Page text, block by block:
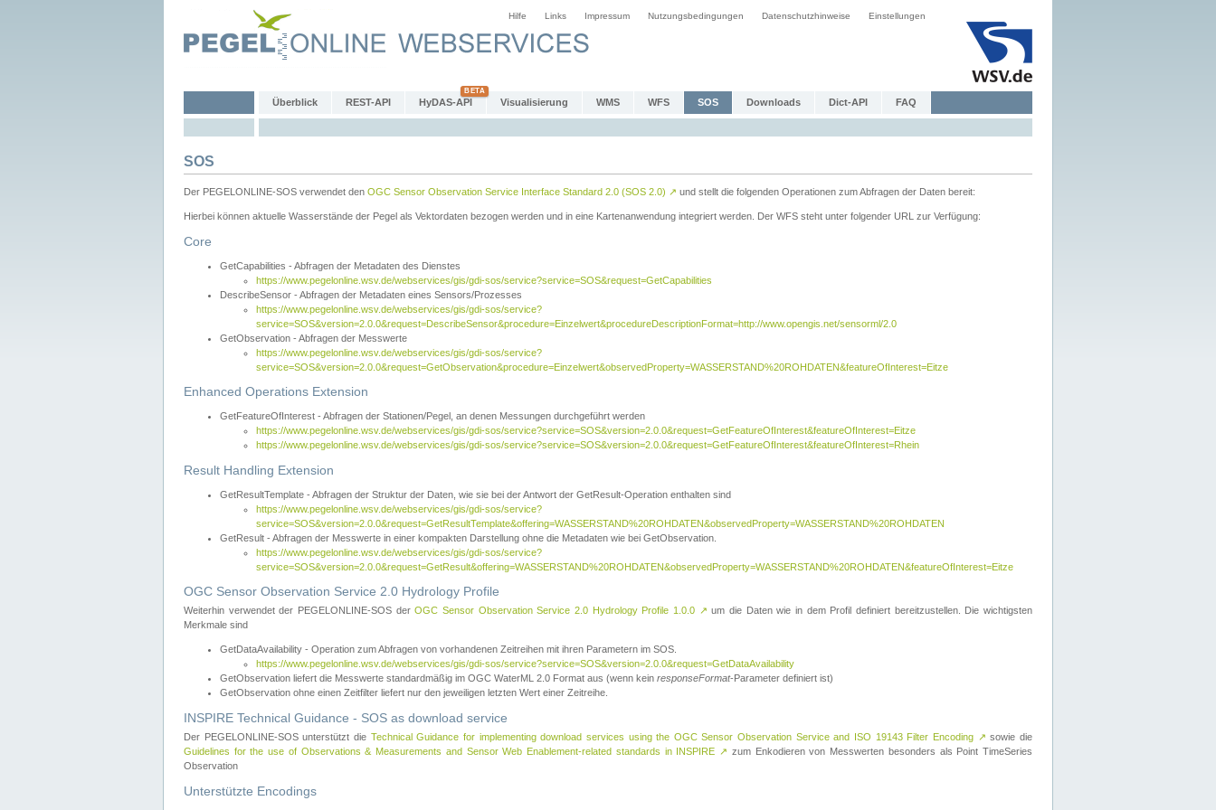
Hilfe Links Impressum Nutzungsbedingungen Datenschutzhinweise Einstellungen
Überblick REST-API HyDAS-API Visualisierung WMS WFS SOS Downloads Dict-API FAQ
SOS
Der PEGELONLINE-SOS verwendet den OGC Sensor Observation Service Interface Standard 2.0 (SOS 2.0) ↗ und stellt die folgenden Operationen zum Abfragen der Daten bereit:
Hierbei können aktuelle Wasserstände der Pegel als Vektordaten bezogen werden und in eine Kartenanwendung integriert werden. Der WFS steht unter folgender URL zur Verfügung:
Core
GetCapabilities - Abfragen der Metadaten des Dienstes
https://www.pegelonline.wsv.de/webservices/gis/gdi-sos/service?service=SOS&request=GetCapabilities
DescribeSensor - Abfragen der Metadaten eines Sensors/Prozesses
https://www.pegelonline.wsv.de/webservices/gis/gdi-sos/service?
service=SOS&version=2.0.0&request=DescribeSensor&procedure=Einzelwert&procedureDescriptionFormat=http://www.opengis.net/sensorml/2.0
GetObservation - Abfragen der Messwerte
https://www.pegelonline.wsv.de/webservices/gis/gdi-sos/service?
service=SOS&version=2.0.0&request=GetObservation&procedure=Einzelwert&observedProperty=WASSERSTAND%20ROHDATEN&featureOfInterest=Eitze
Enhanced Operations Extension
GetFeatureOfInterest - Abfragen der Stationen/Pegel, an denen Messungen durchgeführt werden
https://www.pegelonline.wsv.de/webservices/gis/gdi-sos/service?service=SOS&version=2.0.0&request=GetFeatureOfInterest&featureOfInterest=Eitze
https://www.pegelonline.wsv.de/webservices/gis/gdi-sos/service?service=SOS&version=2.0.0&request=GetFeatureOfInterest&featureOfInterest=Rhein
Result Handling Extension
GetResultTemplate - Abfragen der Struktur der Daten, wie sie bei der Antwort der GetResult-Operation enthalten sind
https://www.pegelonline.wsv.de/webservices/gis/gdi-sos/service?
service=SOS&version=2.0.0&request=GetResultTemplate&offering=WASSERSTAND%20ROHDATEN&observedProperty=WASSERSTAND%20ROHDATEN
GetResult - Abfragen der Messwerte in einer kompakten Darstellung ohne die Metadaten wie bei GetObservation.
https://www.pegelonline.wsv.de/webservices/gis/gdi-sos/service?
service=SOS&version=2.0.0&request=GetResult&offering=WASSERSTAND%20ROHDATEN&observedProperty=WASSERSTAND%20ROHDATEN&featureOfInterest=Eitze
OGC Sensor Observation Service 2.0 Hydrology Profile
Weiterhin verwendet der PEGELONLINE-SOS derOGC Sensor Observation Service 2.0 Hydrology Profile 1.0.0 ↗ um die Daten wie in dem Profil definiert bereitzustellen. Die wichtigsten
Merkmale sind
GetDataAvailability - Operation zum Abfragen von vorhandenen Zeitreihen mit ihren Parametern im SOS.
https://www.pegelonline.wsv.de/webservices/gis/gdi-sos/service?service=SOS&version=2.0.0&request=GetDataAvailability
GetObservation liefert die Messwerte standardmäßig im OGC WaterML 2.0 Format aus (wenn kein responseFormat-Parameter definiert ist)
GetObservation ohne einen Zeitfilter liefert nur den jeweiligen letzten Wert einer Zeitreihe.
INSPIRE Technical Guidance - SOS as download service
Der PEGELONLINE-SOS unterstützt die Technical Guidance for implementing download services using the OGC Sensor Observation Service and ISO 19143 Filter Encoding ↗ sowie die
Guidelines for the use of Observations & Measurements and Sensor Web Enablement-related standards in INSPIRE ↗ zum Enkodieren von Messwerten besonders als Point TimeSeries
Observation
Unterstützte Encodings